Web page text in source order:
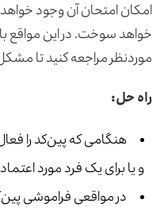
امکان امتحان آن وجود
خواهد سوخت. در این مواقع
موردنظر مراجعه کنید تا
راه حل:
هنگامی که پین‌کد را
و یا برای یک فرد مورد
در مواقعی فراموشی